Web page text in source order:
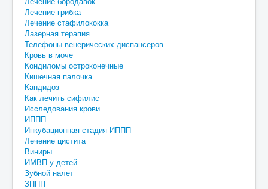
Лечение грибка
Лечение стафилококка
Лазерная терапия
Телефоны венерических диспансеров
Кровь в моче
Кондиломы остроконечные
Кишечная палочка
Кандидоз
Как лечить сифилис
Исследования крови
ИППП
Инкубационная стадия ИППП
Лечение цистита
Виниры
ИМВП у детей
Зубной налет
ЗППП